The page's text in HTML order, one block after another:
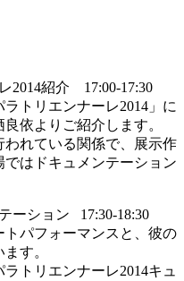
2014紹介 17:00-17:30
トリエンナーレ2014」に
依よりご紹介します。
れている関係で、展示作
はドキュメンテーション
ーション 17:30-18:30
トパフォーマンスと、彼の
す。
トリエンナーレ2014キュ